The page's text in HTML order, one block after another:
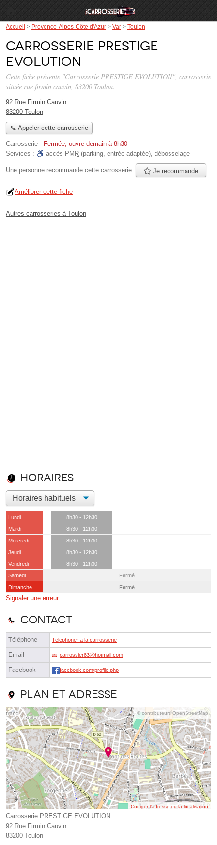
Accueil > Provence-Alpes-Côte d'Azur > Var > Toulon
Carrosserie PRESTIGE
EVOLUTION
Cette fiche présente "Carrosserie PRESTIGE EVOLUTION", carrosserie
située rue firmin cauvin, 83200 Toulon.
92 Rue Firmin Cauvin
83200 Toulon
📞 Appeler cette carrosserie
Carrosserie - Fermée, ouvre demain à 8h30
Services :
accès PMR (parking, entrée adaptée), débosselage
Une personne recommande cette carrosserie. Je recommande
Améliorer cette fiche
Autres carrosseries à Toulon
Horaires
Lundi
8h30 - 12h30
Mardi
8h30 - 12h30
Mercredi
8h30 - 12h30
Jeudi
8h30 - 12h30
Vendredi
8h30 - 12h30
Samedi
Fermé
Dimanche
Fermé
Signaler une erreur
Contact
Téléphone Téléphoner à la carrosserie
Email carrossier83ⓐhotmail.com
Facebook facebook.com/profile.php
Plan et adresse
© contributeurs OpenStreetMap
Corriger l’adresse ou la localisation
Carrosserie PRESTIGE EVOLUTION
92 Rue Firmin Cauvin
83200 Toulon